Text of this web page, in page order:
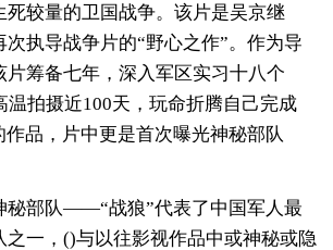
死较量的卫国战争。该片是吴京继
次执导战争片的“野心之作”。作为导
片筹备七年，深入军区实习十八个
温拍摄近100天，玩命折腾自己完成
作品，片中更是首次曝光神秘部队
秘部队——“战狼”代表了中国军人最
之一，()与以往影视作品中或神秘或隐